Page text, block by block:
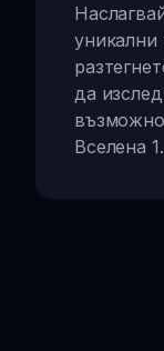
уникални
да
Вселена 1.